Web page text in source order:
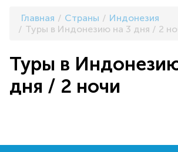
Главная Страны
Индонезия
Туры в Индонезию на 3 дня / 2
Туры в
дня / 2 ночи